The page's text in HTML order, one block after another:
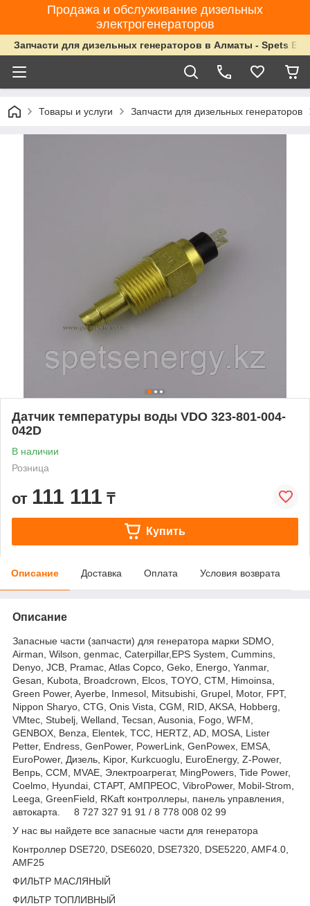
Продажа и обслуживание дизельных
электрогенераторов
Запчасти для дизельных генераторов в Алматы - Spets
Товары и услуги Запчасти для дизельных генераторов
Датчик температуры воды VDO 323-801-004-
042D
В наличии
Розница
от 111 111 ₸
Купить
Описание Доставка Оплата Условия возврата
Описание
Запасные части (запчасти) для генератора марки SDMO,
Airman, Wilson, genmac, Caterpillar,EPS System, Cummins,
Denyo, JCB, Pramac, Atlas Copco, Geko, Energo, Yanmar,
Gesan, Kubota, Broadcrown, Elcos, TOYO, CTM, Himoinsa,
Green Power, Ayerbe, Inmesol, Mitsubishi, Grupel, Motor, FPT,
Nippon Sharyo, CTG, Onis Vista, CGM, RID, AKSA, Hobberg,
VMtec, Stubelj, Welland, Tecsan, Ausonia, Fogo, WFM,
GENBOX, Benza, Elentek, TCC, HERTZ, AD, MOSA, Lister
Petter, Endress, GenPower, PowerLink, GenPowex, EMSA,
EuroPower, Дизель, Kipor, Kurkcuoglu, EuroEnergy, Z-Power,
Вепрь, CCM, MVAE, Электроагрегат, MingPowers, Tide Power,
Coelmo, Hyundai, СТАРТ, АМПРЕОС, VibroPower, Mobil-Strom,
Leega, GreenField, RKaft контроллеры, панель управления,
автокарта. 8 727 327 91 91 / 8 778 008 02 99
У нас вы найдете все запасные части для генератора
Контроллер DSE720, DSE6020, DSE7320, DSE5220, AMF4.0,
AMF25
ФИЛЬТР МАСЛЯНЫЙ
ФИЛЬТР ТОПЛИВНЫЙ